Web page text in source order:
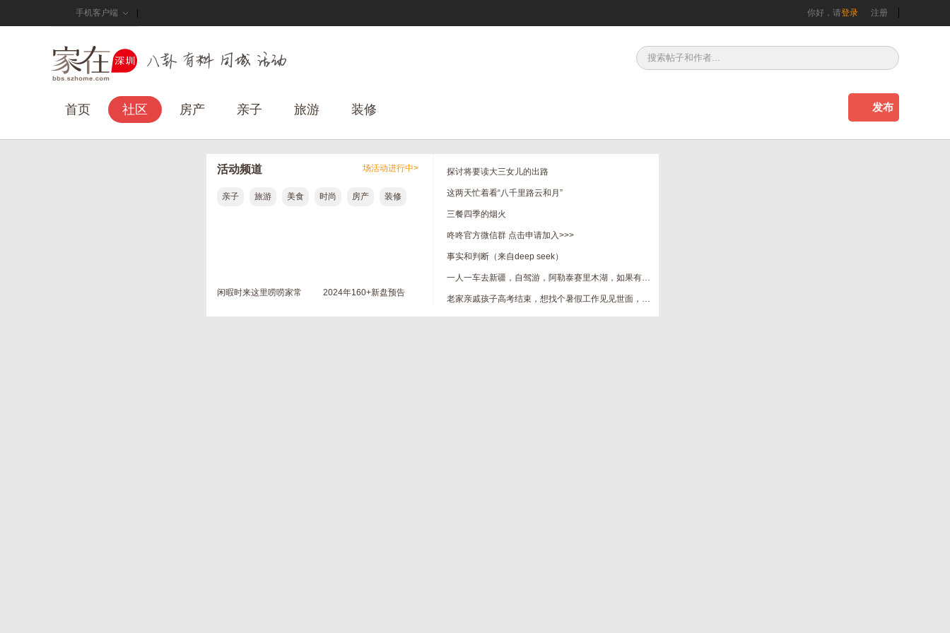
手机客户端 你好，请登录 注册
首页 社区 房产 亲子 旅游 装修 发布
活动频道 场活动进行中>
亲子 旅游 美食 时尚 房产 装修
闲暇时来这里唠唠家常 2024年160+新盘预告
探讨将要读大三女儿的出路
这两天忙着看“八千里路云和月”
三餐四季的烟火
咚咚官方微信群 点击申请加入>>>
事实和判断（来自deep seek）
一人一车去新疆，自驾游，阿勒泰赛里木湖，如果有缘我们路上见
老家亲戚孩子高考结束，想找个暑假工作见见世面，有用工老板吗？